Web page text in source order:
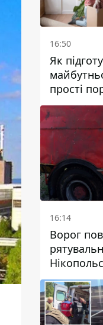
16:50
Як
прості
16:14
Ворог